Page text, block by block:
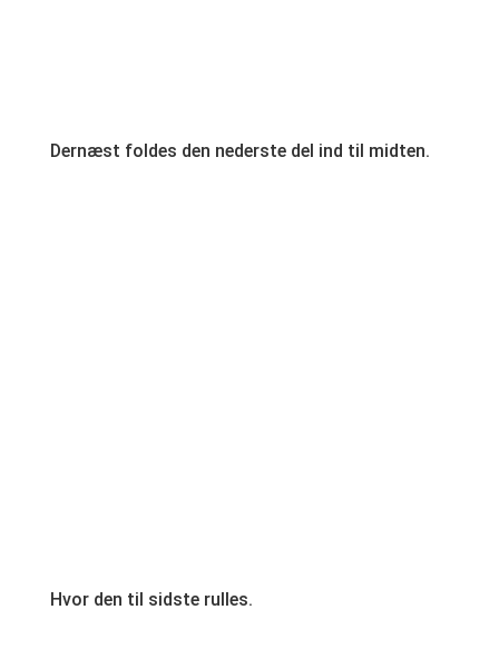
Dernæst foldes den nederste del ind til midten.
Hvor den til sidste rulles.